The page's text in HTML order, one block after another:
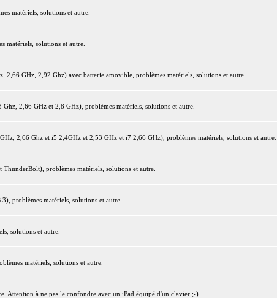
matériels, solutions et autre.
matériels, solutions et autre.
GHz, 2,92 Ghz) avec batterie amovible, problèmes matériels, solutions et autre.
2,66 GHz et 2,8 GHz), problèmes matériels, solutions et autre.
2,66 Ghz et i5 2,4GHz et 2,53 GHz et i7 2,66 GHz), problèmes matériels, solutions et autre.
problèmes matériels, solutions et autre.
problèmes matériels, solutions et autre.
solutions et autre.
matériels, solutions et autre.
Attention à ne pas le confondre avec un iPad équipé d'un clavier ;-)